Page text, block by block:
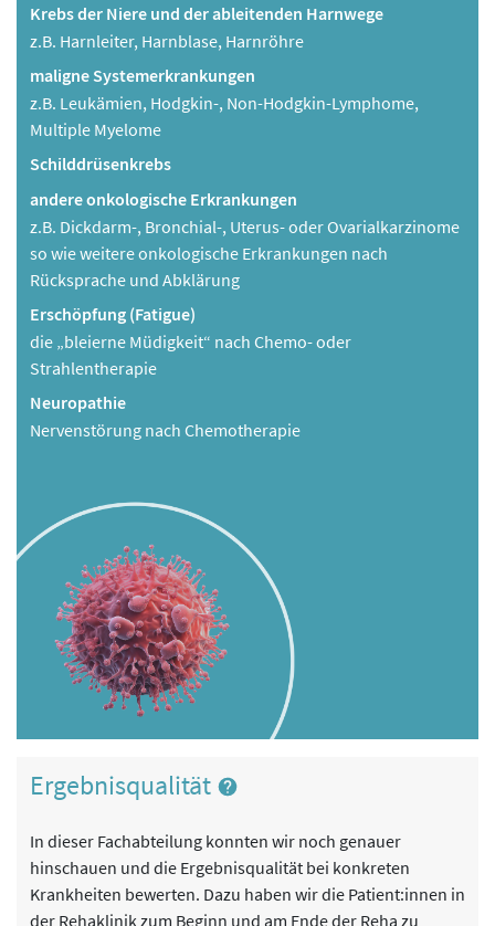
Krebs der Niere und der ableitenden Harnwege
z.B. Harnleiter, Harnblase, Harnröhre
maligne Systemerkrankungen
z.B. Leukämien, Hodgkin-, Non-Hodgkin-Lymphome,
Multiple Myelome
Schilddrüsenkrebs
andere onkologische Erkrankungen
z.B. Dickdarm-, Bronchial-, Uterus- oder Ovarialkarzinome
so wie weitere onkologische Erkrankungen nach
Rücksprache und Abklärung
Erschöpfung (Fatigue)
die „bleierne Müdigkeit“ nach Chemo- oder
Strahlentherapie
Neuropathie
Nervenstörung nach Chemotherapie
Ergebnisqualität
In dieser Fachabteilung konnten wir noch genauer
hinschauen und die Ergebnisqualität bei konkreten
Krankheiten bewerten. Dazu haben wir die Patient:innen in
der Rehaklinik zum Beginn und am Ende der Reha zu